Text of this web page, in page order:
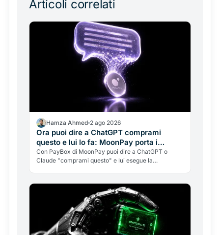
Articoli correlati
Hamza Ahmed 2 ago 2026
Ora puoi dire a ChatGPT comprami
questo e lui lo fa: MoonPay porta i
pagamenti crypto dentro la chat
Con PayBox di MoonPay puoi dire a ChatGPT o
Claude "comprami questo" e lui esegue la
aveva fallito, e i rischi da conoscere.